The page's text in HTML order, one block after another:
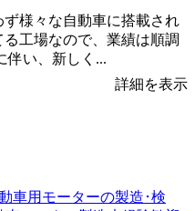
様々な自動車に搭載され
工場なので、業績は順調
伴い、新しく...
詳細を表示